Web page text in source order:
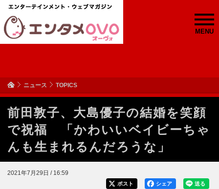
MENU
ニュース TOPICS
前田敦子、大島優子の結婚を笑顔
で祝福 「かわいいベイビーちゃ
んも生まれるんだろうな」
2021年7月29日 / 16:59
送る
シェア
ポスト